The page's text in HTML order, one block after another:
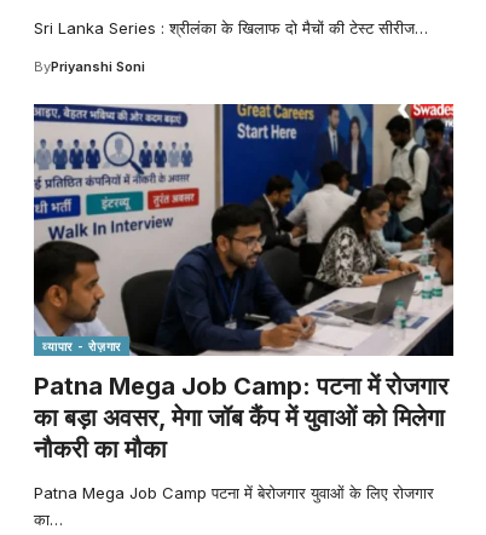
Sri Lanka Series : श्रीलंका के खिलाफ दो मैचों की टेस्ट सीरीज…
ByPriyanshi Soni
व्यापार - रोज़गार
Patna Mega Job Camp: पटना में रोजगार
का बड़ा अवसर, मेगा जॉब कैंप में युवाओं को मिलेगा
नौकरी का मौका
Patna Mega Job Camp पटना में बेरोजगार युवाओं के लिए रोजगार
का…